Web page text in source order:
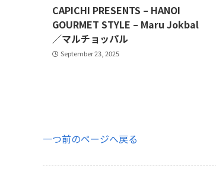
CAPICHI PRESENTS – HANOI
GOURMET STYLE – Maru Jokbal
／マルチョッパル
September 23, 2025
一つ前のページへ戻る